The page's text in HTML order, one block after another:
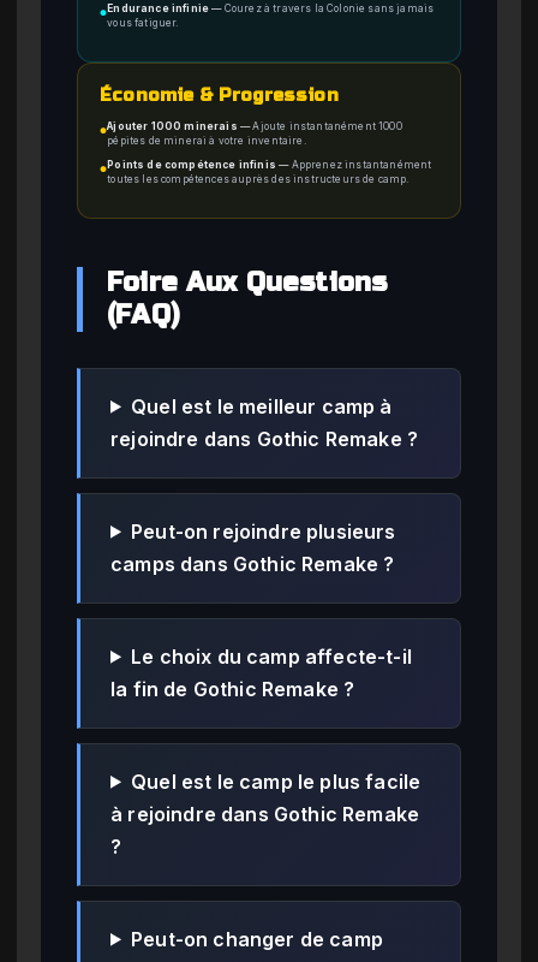
● Endurance infinie — Courez à travers la Colonie sans jamais
vous fatiguer.
Économie & Progression
●Ajouter 1000 minerais —Ajoute instantanément 1000
pépites de minerai à votre inventaire.
● Points de compétence infinis — Apprenez instantanément
toutes les compétences auprès des instructeurs de camp.
Foire Aux Questions
(FAQ)
Quel est le meilleur camp à
rejoindre dans Gothic Remake ?
Peut-on rejoindre plusieurs
camps dans Gothic Remake ?
Le choix du camp affecte-t-il
la fin de Gothic Remake ?
Quel est le camp le plus facile
à rejoindre dans Gothic Remake
?
Peut-on changer de camp